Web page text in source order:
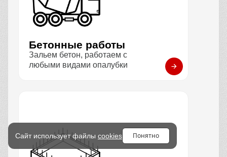
Бетонные работы
Зальем бетон, работаем с
любыми видами опалубки
Сайт использует файлы cookies Понятно